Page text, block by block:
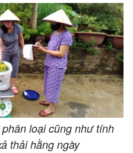
loại cũng như tính
thải hằng ngày